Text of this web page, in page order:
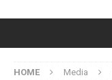
HOME Media